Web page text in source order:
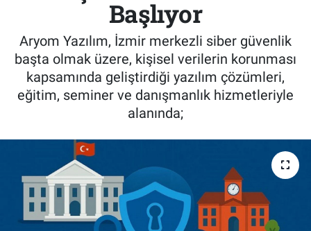
Başlıyor
Aryom Yazılım, İzmir merkezli siber güvenlik
başta olmak üzere, kişisel verilerin korunması
kapsamında geliştirdiği yazılım çözümleri,
eğitim, seminer ve danışmanlık hizmetleriyle
alanında;